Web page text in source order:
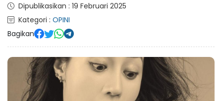
Dipublikasikan : 19 Februari 2025
Kategori : OPINI
Bagikan